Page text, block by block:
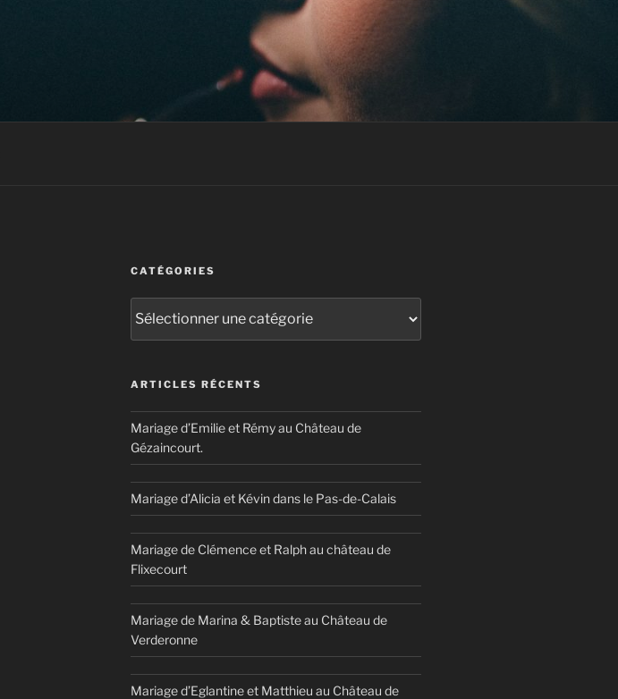
CATÉGORIES
ARTICLES RÉCENTS
Mariage d’Emilie et Rémy au Château de
Gézaincourt.
Mariage d’Alicia et Kévin dans le Pas-de-Calais
Mariage de Clémence et Ralph au château de
Flixecourt
Mariage de Marina & Baptiste au Château de
Verderonne
Mariage d’Eglantine et Matthieu au Château de